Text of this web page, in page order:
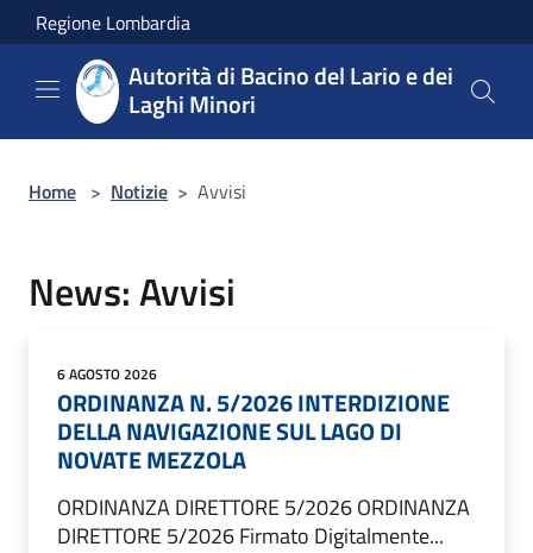
Salta al contenuto principale
Regione Lombardia
Autorità di Bacino del Lario e dei
Laghi Minori
Home > Notizie > Avvisi
News: Avvisi
6 AGOSTO 2026
ORDINANZA N. 5/2026 INTERDIZIONE
DELLA NAVIGAZIONE SUL LAGO DI
NOVATE MEZZOLA
ORDINANZA DIRETTORE 5/2026 ORDINANZA
DIRETTORE 5/2026 Firmato Digitalmente...